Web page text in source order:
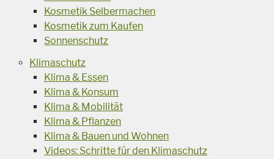
Kosmetik Selbermachen
Kosmetik zum Kaufen
Sonnenschutz
Klimaschutz
Klima & Essen
Klima & Konsum
Klima & Mobilität
Klima & Pflanzen
Klima & Bauen und Wohnen
Videos: Schritte für den Klimaschutz